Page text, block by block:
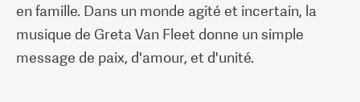
en famille. Dans un monde agité et incertain, la
musique de Greta Van Fleet donne un simple
message de paix, d'amour, et d'unité.